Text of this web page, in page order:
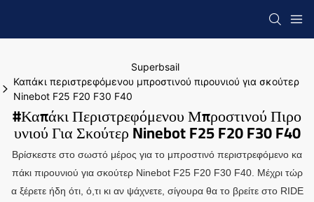
Superbsail
Καπάκι περιστρεφόμενου μπροστινού πιρουνιού για σκούτερ
Ninebot F25 F20 F30 F40
#Καπάκι Περιστρεφόμενου Μπροστινού Πιρο
Υνιού Για Σκούτερ Ninebot F25 F20 F30 F40
Βρίσκεστε στο σωστό μέρος για το μπροστινό περιστρεφόμενο κα
πάκι πιρουνιού για σκούτερ Ninebot F25 F20 F30 F40. Μέχρι τώρ
α ξέρετε ήδη ότι, ό,τι κι αν ψάχνετε, σίγουρα θα το βρείτε στο RIDE